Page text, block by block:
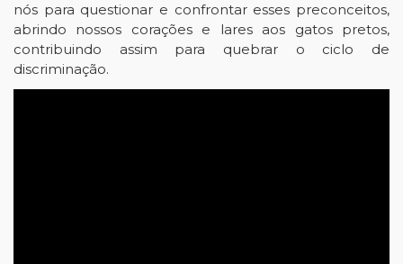
nós para questionar e confrontar esses preconceitos,
abrindo nossos corações e lares aos gatos pretos,
contribuindo assim para quebrar o ciclo de
discriminação.